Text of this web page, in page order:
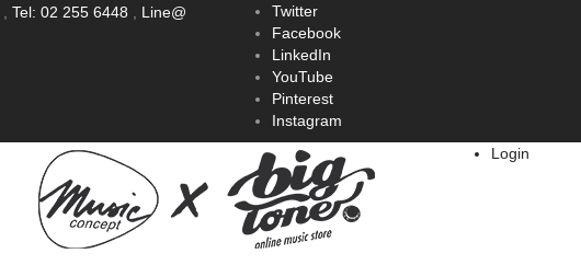
Tel: 02 255 6448 Line@
Twitter
Facebook
LinkedIn
YouTube
Pinterest
Instagram
Login